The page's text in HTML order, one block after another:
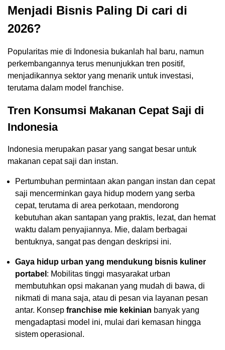
Menjadi Bisnis Paling Di cari di
2026?
Popularitas mie di Indonesia bukanlah hal baru, namun
perkembangannya terus menunjukkan tren positif,
menjadikannya sektor yang menarik untuk investasi,
terutama dalam model franchise.
Tren Konsumsi Makanan Cepat Saji di
Indonesia
Indonesia merupakan pasar yang sangat besar untuk
makanan cepat saji dan instan.
Pertumbuhan permintaan akan pangan instan dan cepat
saji mencerminkan gaya hidup modern yang serba
cepat, terutama di area perkotaan, mendorong
kebutuhan akan santapan yang praktis, lezat, dan hemat
waktu dalam penyajiannya. Mie, dalam berbagai
bentuknya, sangat pas dengan deskripsi ini.
Gaya hidup urban yang mendukung bisnis kuliner
portabel : Mobilitas tinggi masyarakat urban
membutuhkan opsi makanan yang mudah di bawa, di
nikmati di mana saja, atau di pesan via layanan pesan
antar. Konsep franchise mie kekinian banyak yang
mengadaptasi model ini, mulai dari kemasan hingga
sistem operasional.